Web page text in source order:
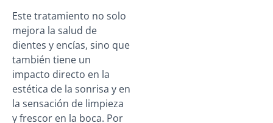
Este tratamiento no solo
mejora la salud de
dientes y encías, sino que
también tiene un
impacto directo en la
estética de la sonrisa y en
la sensación de limpieza
y frescor en la boca. Por